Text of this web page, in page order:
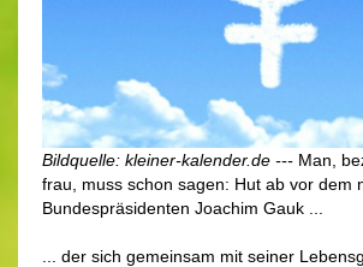
Bildquelle: kleiner-kalender.de --- Man,
frau, muss schon sagen: Hut ab vor dem
Bundespräsidenten Joachim Gauk ...
... der sich gemeinsam mit seiner